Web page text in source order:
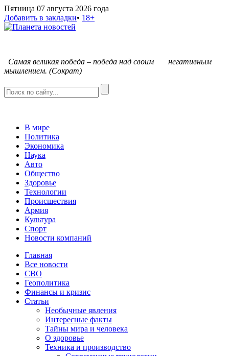
Пятница 07 августа 2026 года
Добавить в закладки• 18+
Самая великая победа – победа над своим негативным
мышлением. (Сократ)
В мире
Политика
Экономика
Наука
Авто
Общество
Здоровье
Технологии
Происшествия
Армия
Культура
Спорт
Новости компаний
Главная
Все новости
СВО
Геополитика
Финансы и кризис
Статьи
Необычные явления
Интересные факты
Тайны мира и человека
О здоровье
Техника и производство